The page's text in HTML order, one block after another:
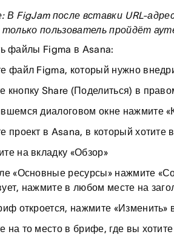
В FigJam после вставки URL-
только пользователь пройдёт
файлы Figma в Asana:
файл Figma, который нужно
кнопку Share (Поделиться) в
диалоговом окне нажмите
проект в Asana, в который хотите
на вкладку «Обзор»
«Основные ресурсы» нажмите
нажмите в любом месте на
откроется, нажмите «Изменить»
на то место в брифе, где вы